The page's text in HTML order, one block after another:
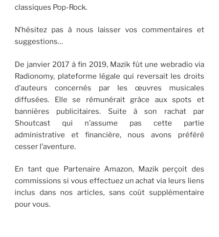
classiques Pop-Rock.
N’hésitez pas à nous laisser vos commentaires et
suggestions…
De janvier 2017 à fin 2019, Mazik fût une webradio via
Radionomy, plateforme légale qui reversait les droits
d’auteurs concernés par les œuvres musicales
diffusées. Elle se rémunérait grâce aux spots et
bannières publicitaires. Suite à son rachat par
Shoutcast qui n’assume pas cette partie
administrative et financière, nous avons préféré
cesser l’aventure.
En tant que Partenaire Amazon, Mazik perçoit des
commissions si vous effectuez un achat via leurs liens
inclus dans nos articles, sans coût supplémentaire
pour vous.